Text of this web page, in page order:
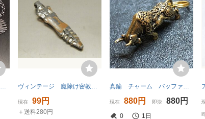
Silver 501 大イーグル ネックレスチェーン セット 燻し仕様 シルバー925 ペンダントトップ インディアンジュエリー ヴィンテージ 魔除け密教法具の独鈷杵（とっこしょ）チベット密教「プルパ」≒58ｍｍ【QQ26080630】
現在 99円
＋送料280円
真鍮 チャーム バッファロー 闘牛 キーホルダー アクセサリー 二重カン付
現在 880円 即決 880円
0 1日